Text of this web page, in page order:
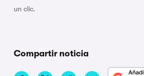
un clic.
Compartir noticia